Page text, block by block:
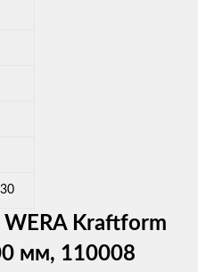
Kraftform
мм, 110008